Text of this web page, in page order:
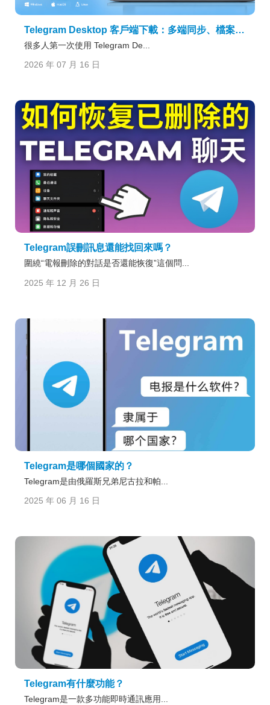
Telegram Desktop 客戶端下載：多端同步、檔案傳輸與更新教程
很多人第一次使用 Telegram De...
2026 年 07 月 16 日
Telegram誤刪訊息還能找回來嗎？
圍繞“電報刪除的對話是否還能恢復”這個問...
2025 年 12 月 26 日
Telegram是哪個國家的？
Telegram是由俄羅斯兄弟尼古拉和帕...
2025 年 06 月 16 日
Telegram有什麼功能？
Telegram是一款多功能即時通訊應用...